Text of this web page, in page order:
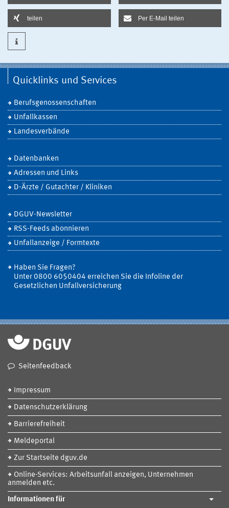
teilen Per E-Mail teilen
Quicklinks und Services
Berufsgenossenschaften
Unfallkassen
Landesverbände
Datenbanken
Adressen und Links
D-Ärzte / Gutachter / Kliniken
DGUV-Newsletter
RSS-Feeds abonnieren
Unfallanzeige / Formtexte
Haben Sie Fragen?
Unter 0800 6050404 erreichen Sie die Infoline der
Gesetzlichen Unfallversicherung
Seitenfeedback
Impressum
Datenschutzerklärung
Barrierefreiheit
Meldeportal
Zur Startseite dguv.de
Online-Services: Arbeitsunfall anzeigen, Unternehmen
anmelden etc.
Informationen für